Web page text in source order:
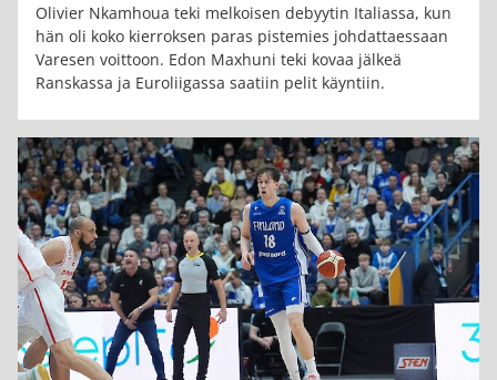
Olivier Nkamhoua teki melkoisen debyytin Italiassa, kun
hän oli koko kierroksen paras pistemies johdattaessaan
Varesen voittoon. Edon Maxhuni teki kovaa jälkeä
Ranskassa ja Euroliigassa saatiin pelit käyntiin.